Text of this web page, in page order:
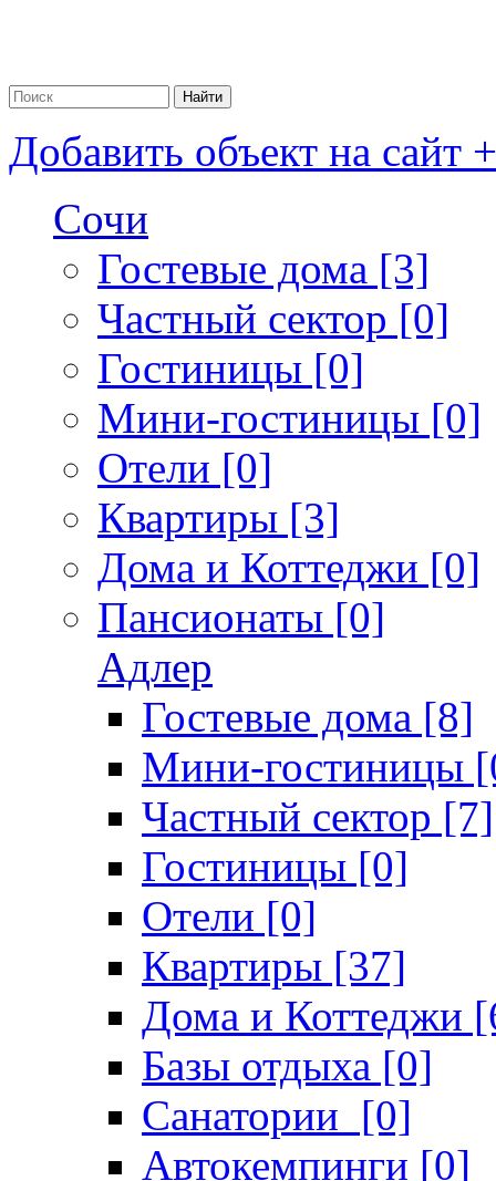
Добавить объект на сайт +
Сочи
Гостевые дома [3]
Частный сектор [0]
Гостиницы [0]
Мини-гостиницы [0]
Отели [0]
Квартиры [3]
Дома и Коттеджи [0]
Пансионаты [0]
Адлер
Гостевые дома [8]
Мини-гостиницы
Частный сектор [7]
Гостиницы [0]
Отели [0]
Квартиры [37]
Дома и Коттеджи
Базы отдыха [0]
Санатории [0]
Автокемпинги [0]